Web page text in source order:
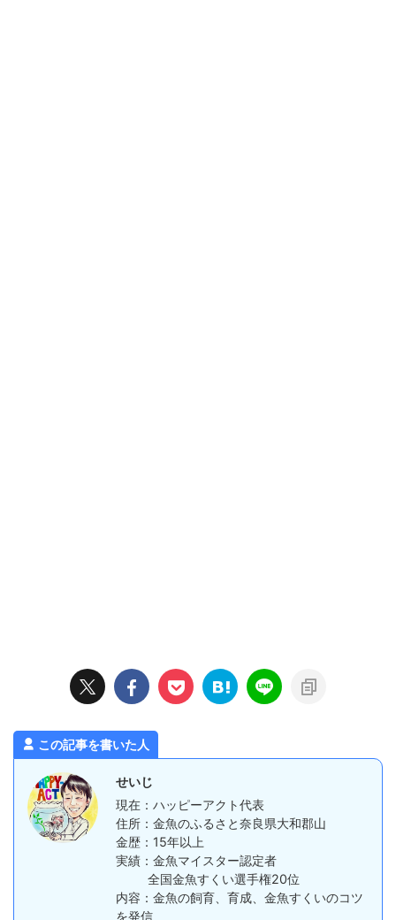
この記事を書いた人
せいじ
現在：ハッピーアクト代表
住所：金魚のふるさと奈良県大和郡山
金歴：15年以上
実績：金魚マイスター認定者
全国金魚すくい選手権20位
内容：金魚の飼育、育成、金魚すくいのコツ
を発信